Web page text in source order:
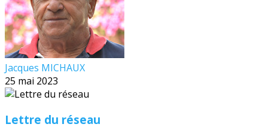
Jacques MICHAUX
25 mai 2023
Lettre du réseau